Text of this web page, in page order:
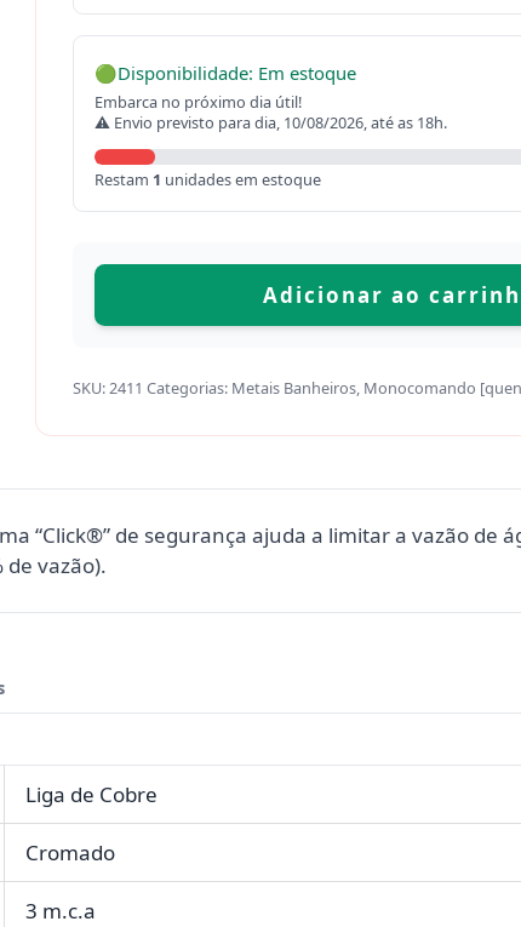
🟢Disponibilidade: Em estoque
Embarca no próximo dia útil!
⚠ Envio previsto para dia, 10/08/2026, até as 18h.
Restam 1 unidades em estoque
Adicionar ao
SKU:2411 Categorias: Metais Banheiros, Monocomando
“Click®” de segurança ajuda a limitar a vazão de
vazão).
Liga de Cobre
Cromado
3 m.c.a